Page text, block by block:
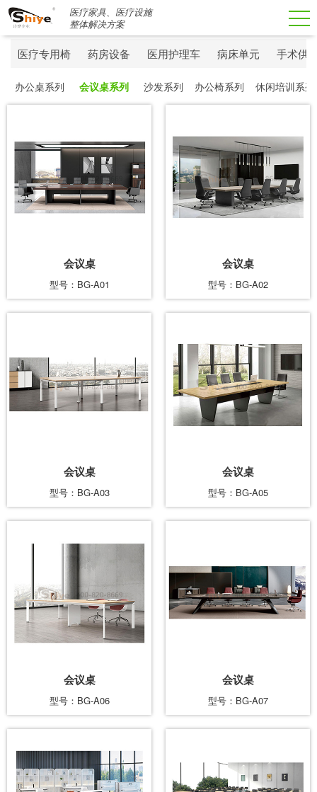
医疗家具、医疗设施
整体解决方案
搜索
医疗专用椅 药房设备 医用护理车 病床单元 手术供
办公桌系列 会议桌系列 沙发系列 办公椅系列 休闲培训系列
会议桌
型号：BG-A01
会议桌
型号：BG-A02
会议桌
型号：BG-A03
会议桌
型号：BG-A05
会议桌
型号：BG-A06
会议桌
型号：BG-A07